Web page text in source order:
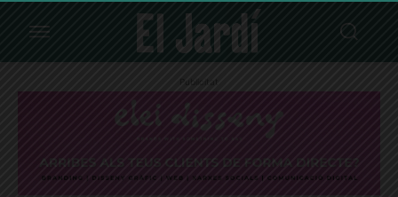
Publicitat